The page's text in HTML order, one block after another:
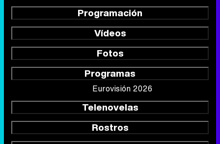
Programación
Vídeos
Fotos
Programas
Eurovisión 2026
Telenovelas
Rostros